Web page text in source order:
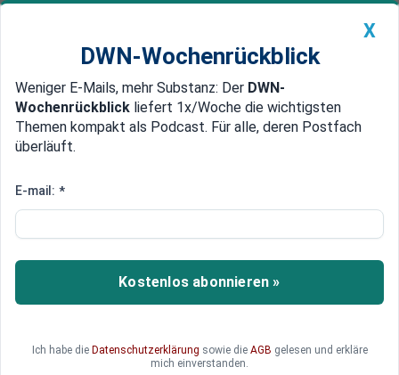
Newsticker MEIN DWN: Geldanlage Premium
Edelmetalle DWN-Magazin China
EZB: Aktionspläne der Banken
Klimawandel werden
verpflichtend
Anfälligkeit für Klimarisiken auszuarbeiten.
X
DWN-Wochenrückblick
Weniger E-Mails, mehr Substanz: Der DWN-
Wochenrückblick liefert 1x/Woche die wichtigsten
Themen kompakt als Podcast. Für alle, deren Postfach
überläuft.
E-mail: *
Kostenlos abonnieren »
Ich habe die Datenschutzerklärung sowie die AGB gelesen und erkläre
mich einverstanden.